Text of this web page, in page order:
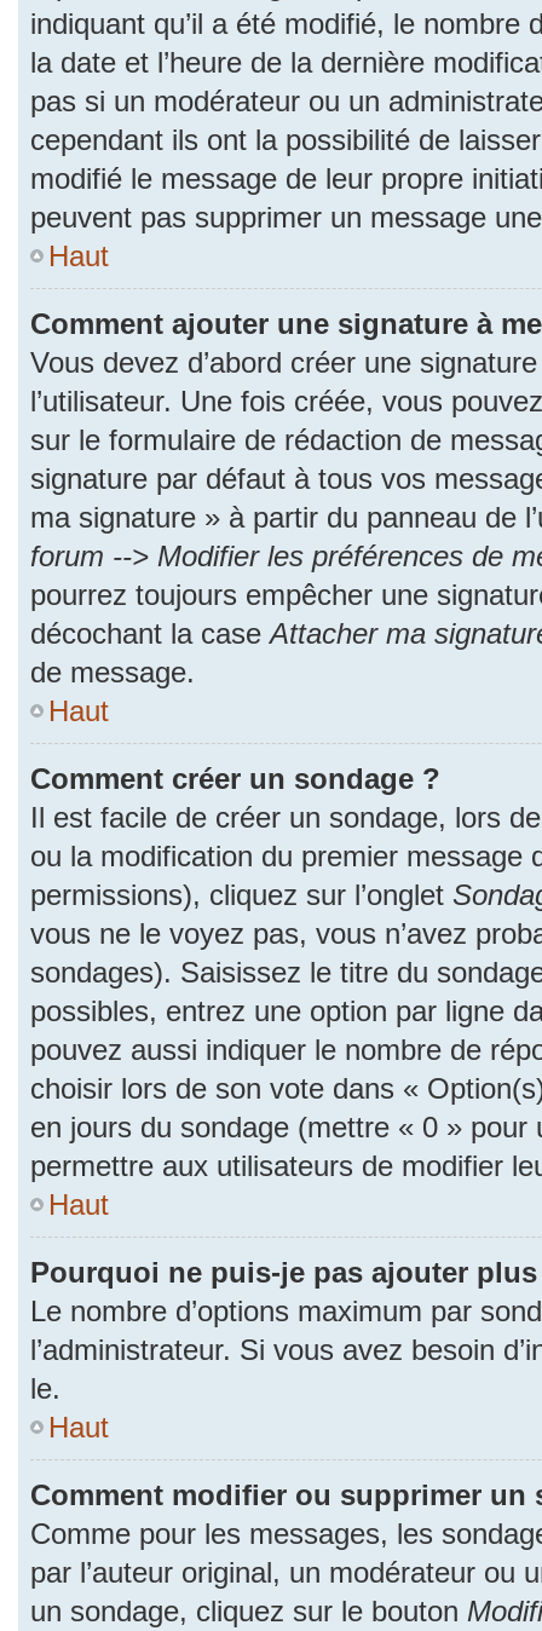
indiquant qu’il a été modifié, le nombre
la date et l’heure de la dernière
pas si un modérateur ou un
cependant ils ont la possibilité de
modifié le message de leur propre
peuvent pas supprimer un message
Haut
Comment ajouter une signature à
Vous devez d’abord créer une
l’utilisateur. Une fois créée, vous
sur le formulaire de rédaction de
signature par défaut à tous vos
ma signature » à partir du panneau de
forum --> Modifier les préférences de
pourrez toujours empêcher une
décochant la caseAttacher ma
de message.
Haut
Comment créer un sondage ?
Il est facile de créer un sondage, lors
ou la modification du premier message
permissions), cliquez sur l’onglet
vous ne le voyez pas, vous n’avez
sondages). Saisissez le titre du
possibles, entrez une option par ligne
pouvez aussi indiquer le nombre de
choisir lors de son vote dans «
en jours du sondage (mettre « 0 » pour
permettre aux utilisateurs de modifier
Haut
Pourquoi ne puis-je pas ajouter
Le nombre d’options maximum par
l’administrateur. Si vous avez besoin
le.
Haut
Comment modifier ou supprimer un
Comme pour les messages, les
par l’auteur original, un modérateur ou
un sondage, cliquez sur le bouton